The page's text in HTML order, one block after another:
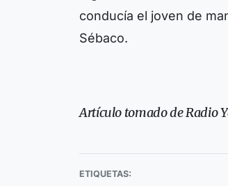
conducía el joven de
Sébaco.
Artículo tomado de Radio
ETIQUETAS: